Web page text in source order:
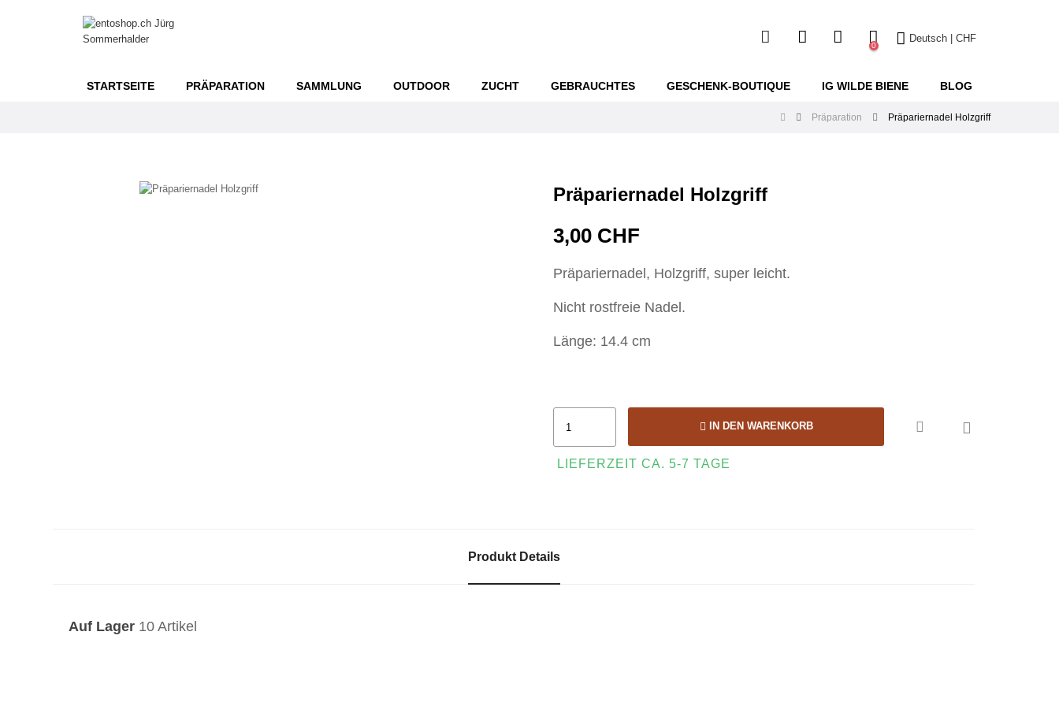
0
Deutsch | CHF
STARTSEITE PRÄPARATION SAMMLUNG OUTDOOR ZUCHT GEBRAUCHTES GESCHENK-BOUTIQUE IG WILDE BIENE BLOG
Präparation Präpariernadel Holzgriff
Präpariernadel Holzgriff
3,00 CHF
Präpariernadel, Holzgriff, super leicht.
Nicht rostfreie Nadel.
Länge: 14.4 cm
IN DEN WARENKORB 
LIEFERZEIT CA. 5-7 TAGE
Produkt Details
Auf Lager 10 Artikel